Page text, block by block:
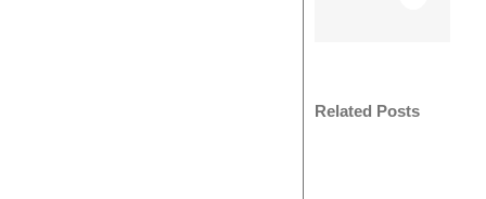
Related Posts